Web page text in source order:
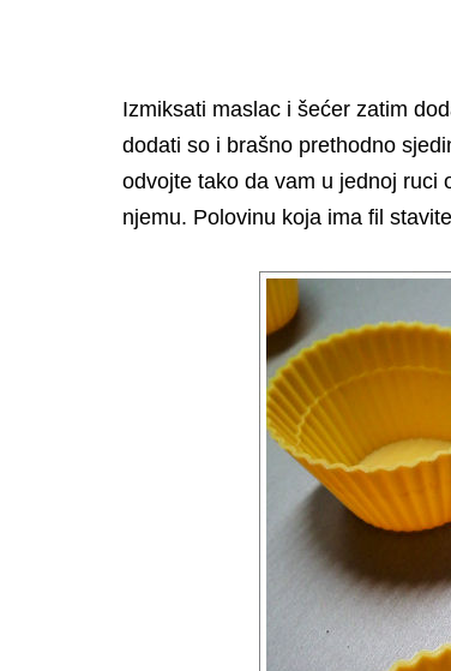
Izmiksati maslac i šećer zatim
dodati so i brašno prethodno
odvojte tako da vam u jednoj ruci
njemu. Polovinu koja ima fil